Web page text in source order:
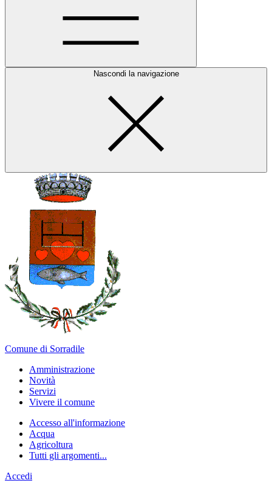
Nascondi la navigazione
Comune di Sorradile
Amministrazione
Novità
Servizi
Vivere il comune
Accesso all'informazione
Acqua
Agricoltura
Tutti gli argomenti...
Accedi